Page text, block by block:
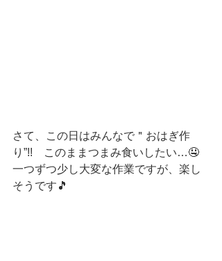
さて、この日はみんなで＂おはぎ作
り”!!　このままつまみ食いしたい…🤤
一つずつ少し大変な作業ですが、楽し
そうです🎵